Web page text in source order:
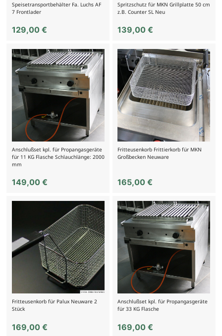
Speisetransportbehälter Fa. Luchs AF
7 Frontlader
129,00 €
Spritzschutz für MKN Grillplatte 50 cm
z.B. Counter SL Neu
139,00€
Anschlußset kpl. für Propangasgeräte
für 11 KG Flasche Schlauchlänge: 2000
mm
149,00 €
Fritteusenkorb Frittierkorb für MKN
Großbecken Neuware
165,00€
Fritteusenkorb für Palux Neuware 2
Stück
169,00 €
Anschlußset kpl. für Propangasgeräte
für 33 KG Flasche
169,00€